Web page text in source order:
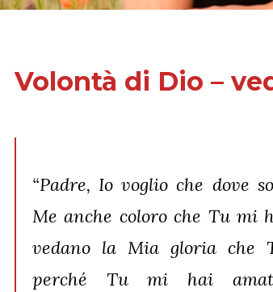
Volontà di Dio –
“Padre, Io voglio che dove
Me anche coloro che Tu mi
vedano la Mia gloria che
perché Tu mi hai